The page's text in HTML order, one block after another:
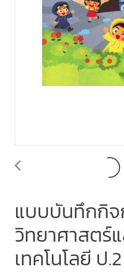
แบบบันทึกกิจ
วิทยาศาสตร์
เทคโนโลยี ป